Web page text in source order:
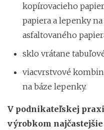
kopírovacieho
papiera a lepenky
asfaltovaného
sklo vrátane
viacvrstvové
na báze lepenky.
V podnikateľskej
výrobkom